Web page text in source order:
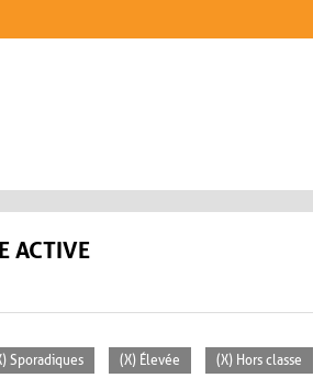
ACTIVE
Sporadiques (X) Élevée (X) Hors classe